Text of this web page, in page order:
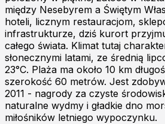
między Nesebyrem a Świętym
hoteli, licznym restauracjom,
infrastrukturze, dziś kurort
całego świata. Klimat tutaj
słonecznymi latami, ze średnią
23°C. Plaża ma około 10 km
szerokość 60 metrów. Jest
2011 - nagrody za czyste
naturalne wydmy i gładkie dno
miłośników letniego wypoczynku.